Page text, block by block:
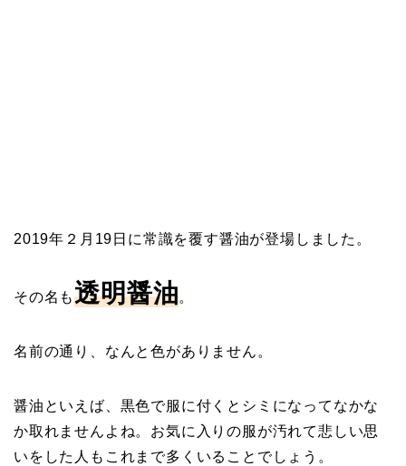
2019年２月19日に常識を覆す醤油が登場しました。
その名も透明醤油。
名前の通り、なんと色がありません。
醤油といえば、黒色で服に付くとシミになってなかな
か取れませんよね。お気に入りの服が汚れて悲しい思
いをした人もこれまで多くいることでしょう。